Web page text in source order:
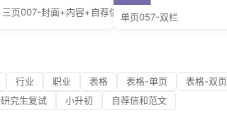
三页007-封面+内容+自荐信 单页057-双栏
行业 职业 表格 表格-单页 表格-双页
研究生复试 小升初 自荐信和范文